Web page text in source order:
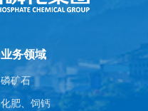
业务领域
磷矿石
化肥、饲钙